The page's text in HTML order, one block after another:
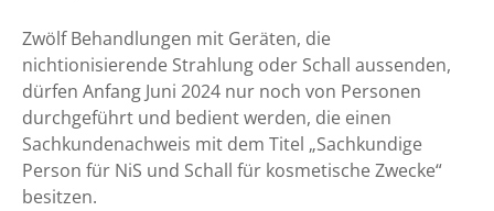
Zwölf Behandlungen mit Geräten, die
nichtionisierende Strahlung oder Schall aussenden,
dürfen Anfang Juni 2024 nur noch von Personen
durchgeführt und bedient werden, die einen
Sachkundenachweis mit dem Titel „Sachkundige
Person für NiS und Schall für kosmetische Zwecke“
besitzen.